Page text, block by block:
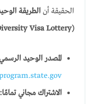
الحقيقة أنالطريقة
(Diversity Visa Lottery)
المصدر الوحيد
الاشتراك مجاني تمامًا: